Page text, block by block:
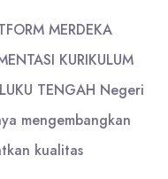
MERDEKA
KURIKULUM
TENGAH Negeri
mengembangkan
kualitas